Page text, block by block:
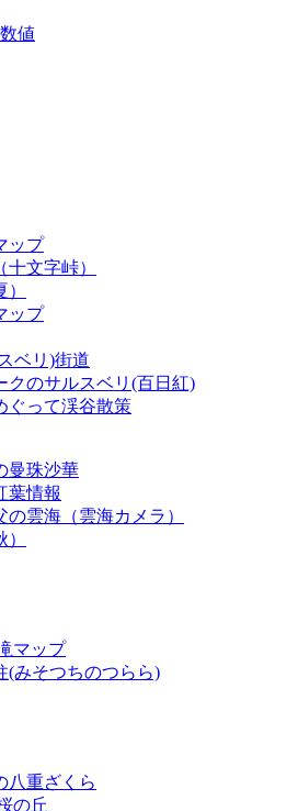
値
ップ
文字峠）
ップ
ベリ)街道
クのサルスベリ(百日紅)
ぐって渓谷散策
曼珠沙華
葉情報
の雲海（雲海カメラ）
マップ
(みそつちのつらら)
八重ざくら
の丘